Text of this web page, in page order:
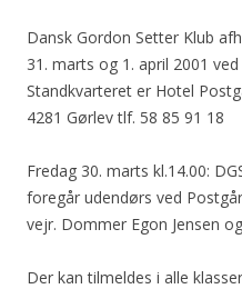
Dansk Gordon Setter Klub
31. marts og 1. april 2001
Standkvarteret er Hotel
4281 Gørlev tlf. 58 85 91 18
Fredag 30. marts kl.14.00:
foregår udendørs ved
vejr. Dommer Egon Jensen
Der kan tilmeldes i alle